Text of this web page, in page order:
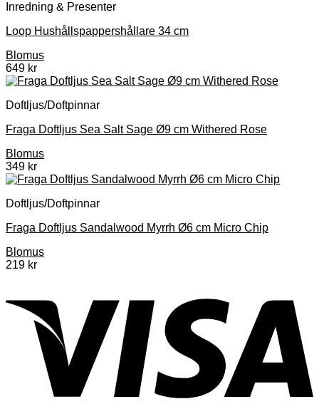
Inredning & Presenter
Loop Hushållspappershållare 34 cm
Blomus
649 kr
Doftljus/Doftpinnar
Fraga Doftljus Sea Salt Sage Ø9 cm Withered Rose
Blomus
349 kr
Doftljus/Doftpinnar
Fraga Doftljus Sandalwood Myrrh Ø6 cm Micro Chip
Blomus
219 kr